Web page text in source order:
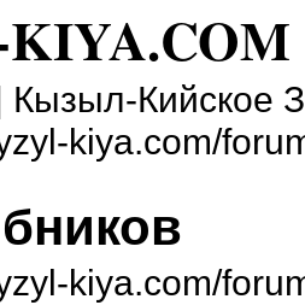
Кийское
kiya.com/
kiya.com/